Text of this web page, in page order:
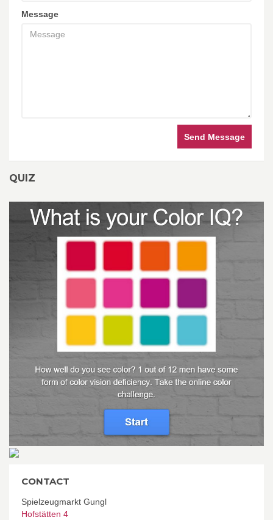
Message
Send Message
QUIZ
CONTACT
Spielzeugmarkt Gungl
Hofstätten 4